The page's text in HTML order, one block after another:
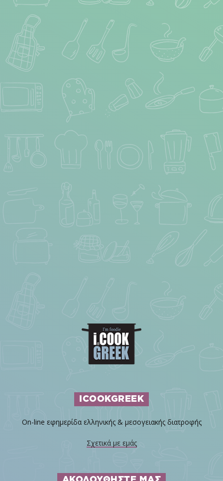
ICOOKGREEK
On-line εφημερίδα ελληνικής & μεσογειακής διατροφής
Σχετικά με εμάς